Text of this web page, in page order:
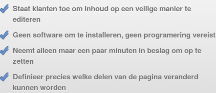
Staat klanten toe om inhoud op een veilige manier te
editeren
Geen software om te installeren, geen programering vereist
Neemt alleen maar een paar minuten in beslag om op te
zetten
Definieer precies welke delen van de pagina veranderd
kunnen worden